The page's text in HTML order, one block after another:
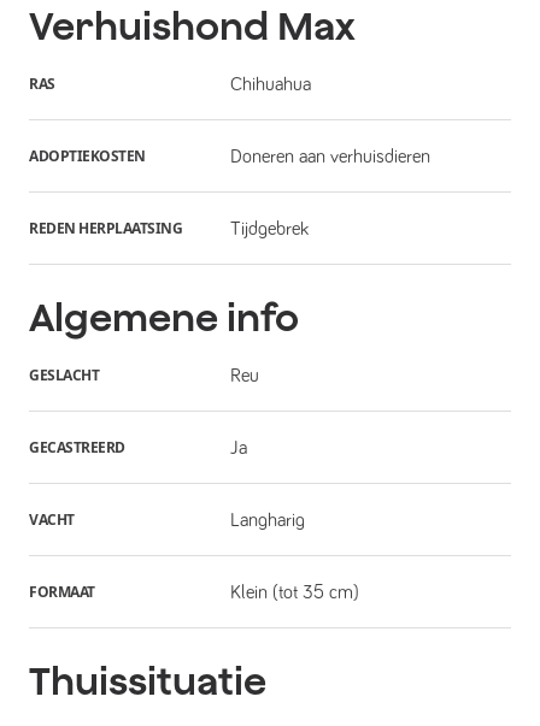
Verhuishond Max
RAS Chihuahua
ADOPTIEKOSTEN Doneren aan verhuisdieren
REDEN HERPLAATSING Tijdgebrek
Algemene info
GESLACHT Reu
GECASTREERD Ja
VACHT Langharig
FORMAAT Klein (tot 35 cm)
Thuissituatie